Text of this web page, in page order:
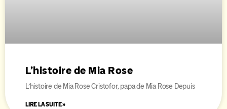
L’histoire de Mia Rose
L’histoire de Mia Rose Cristofor, papa de Mia Rose Depuis
LIRE LA SUITE »